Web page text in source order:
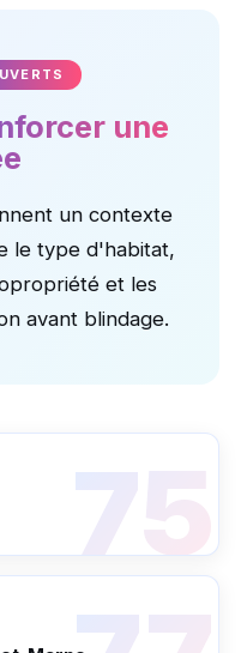
une
un contexte
le type d'habitat,
et les
avant blindage.